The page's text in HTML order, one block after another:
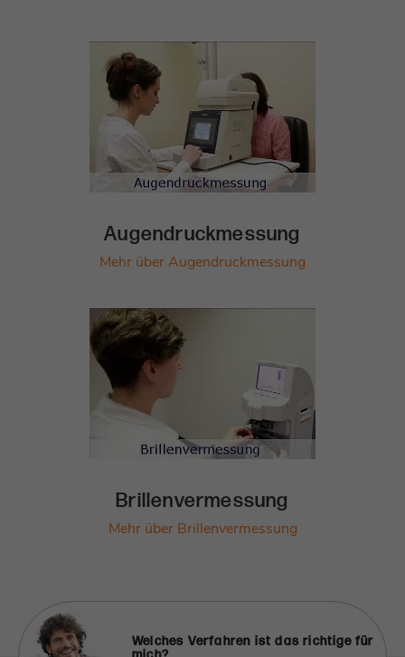
Augendruckmessung
Mehr über Augendruckmessung
Brillenvermessung
Mehr über Brillenvermessung
Welches Verfahren ist das richtige für